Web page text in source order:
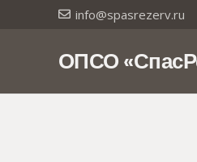
info@spasrezerv.ru
ОПСО